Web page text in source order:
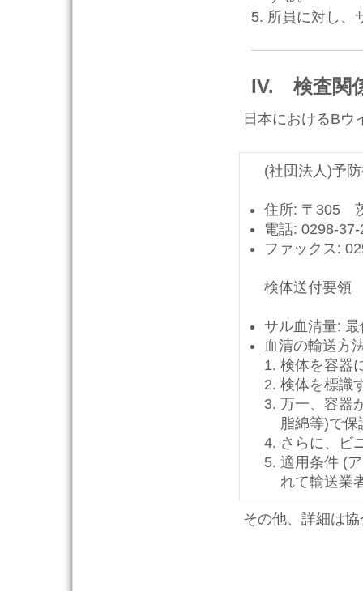
所員に対し、
IV. 検査関
日本におけるBウ
(社団法人)予
住所: 〒305
電話: 0298-
ファックス:
検体送付要領
サル血清量:
血清の輸送方
検体を容器
検体を標識
万一、容器
脂綿等)で
さらに、ビ
適用条件 (
れて輸送業
その他、詳細は